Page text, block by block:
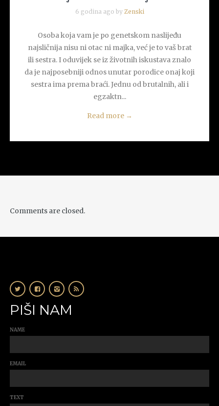
6 godina ago by Zenski
Osoba koja vam je po genetskom naslijeđu
najsličnija nisu ni otac ni majka, već je to vaš brat
ili sestra. I oduvijek se iz životnih iskustava znalo
da je najposebniji odnos unutar porodice onaj koji
sestra ima prema braći. Jednu od brutalnih, ali i
egzaktn...
Read more →
Comments are closed.
PIŠI NAM
NAME
EMAIL
TEXT